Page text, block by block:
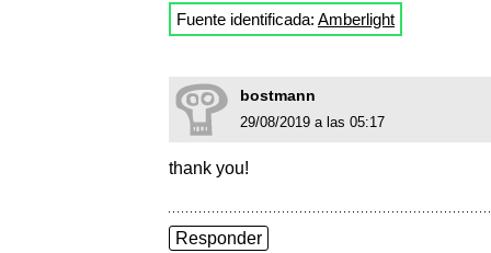
Fuente identificada: Amberlight
bostmann
29/08/2019 a las 05:17
thank you!
Responder